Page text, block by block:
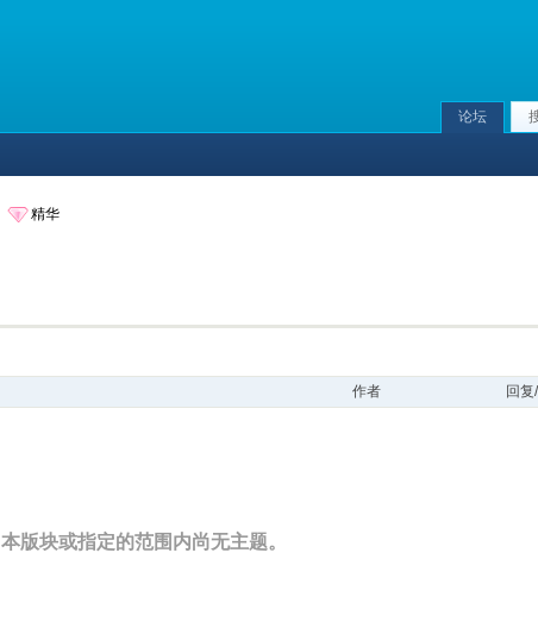
论坛
精华
作者 回
本版块或指定的范围内尚无主题。